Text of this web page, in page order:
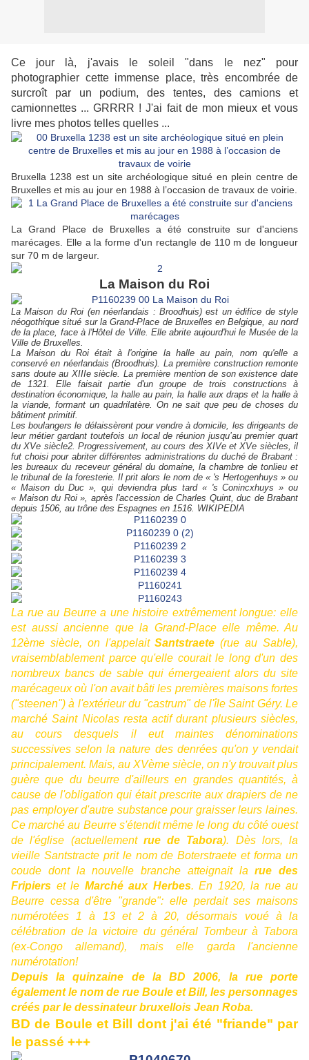
Ce jour là, j'avais le soleil "dans le nez" pour
photographier cette immense place, très encombrée de
surcroît par un podium, des tentes, des camions et
camionnettes ... GRRRR ! J'ai fait de mon mieux et vous
livre mes photos telles quelles ...
Bruxella 1238 est un site archéologique situé en plein centre de
Bruxelles et mis au jour en 1988 à l’occasion de travaux de voirie.
La Grand Place de Bruxelles a été construite sur d'anciens
marécages. Elle a la forme d'un rectangle de 110 m de longueur
sur 70 m de largeur.
La Maison du Roi
La Maison du Roi (en néerlandais : Broodhuis) est un édifice de style
néogothique situé sur la Grand-Place de Bruxelles en Belgique, au nord
de la place, face à l'Hôtel de Ville. Elle abrite aujourd'hui le Musée de la
Ville de Bruxelles.
La Maison du Roi était à l'origine la halle au pain, nom qu'elle a
conservé en néerlandais (Broodhuis). La première construction remonte
sans doute au XIIIe siècle. La première mention de son existence date
de 1321. Elle faisait partie d'un groupe de trois constructions à
destination économique, la halle au pain, la halle aux draps et la halle à
la viande, formant un quadrilatère. On ne sait que peu de choses du
bâtiment primitif.
Les boulangers le délaissèrent pour vendre à domicile, les dirigeants de
leur métier gardant toutefois un local de réunion jusqu’au premier quart
du XVe siècle2. Progressivement, au cours des XIVe et XVe siècles, il
fut choisi pour abriter différentes administrations du duché de Brabant :
les bureaux du receveur général du domaine, la chambre de tonlieu et
le tribunal de la foresterie. Il prit alors le nom de « 's Hertogenhuys » ou
« Maison du Duc », qui deviendra plus tard « 's Conincxhuys » ou
« Maison du Roi », après l'accession de Charles Quint, duc de Brabant
depuis 1506, au trône des Espagnes en 1516. WIKIPEDIA
La rue au Beurre a une histoire extrêmement longue: elle
est aussi ancienne que la Grand-Place elle même. Au
12ème siècle, on l'appelaitSantstraete (rue au Sable),
vraisemblablement parce qu'elle courait le long d'un des
nombreux bancs de sable qui émergeaient alors du site
marécageux où l'on avait bâti les premières maisons fortes
("steenen") à l'extérieur du "castrum" de l'île Saint Géry. Le
marché Saint Nicolas resta actif durant plusieurs siècles,
au cours desquels il eut maintes dénominations
successives selon la nature des denrées qu'on y vendait
principalement. Mais, au XVème siècle, on n'y trouvait plus
guère que du beurre d'ailleurs en grandes quantités, à
cause de l'obligation qui était prescrite aux drapiers de ne
pas employer d'autre substance pour graisser leurs laines.
Ce marché au Beurre s'étendit même le long du côté ouest
de l'église (actuellement rue de Tabora). Dès lors, la
vieille Santstracte prit le nom de Boterstraete et forma un
coude dont la nouvelle branche atteignait larue des
Fripiers et le Marché aux Herbes. En 1920, la rue au
Beurre cessa d'être "grande": elle perdait ses maisons
numérotées 1 à 13 et 2 à 20, désormais voué à la
célébration de la victoire du général Tombeur à Tabora
(ex-Congo allemand), mais elle garda l'ancienne
numérotation!
Depuis la quinzaine de la BD 2006, la rue porte
également le nom de rue Boule et Bill, les personnages
créés par le dessinateur bruxellois Jean Roba.
BD de Boule et Bill dont j'ai été "friande" par
le passé +++